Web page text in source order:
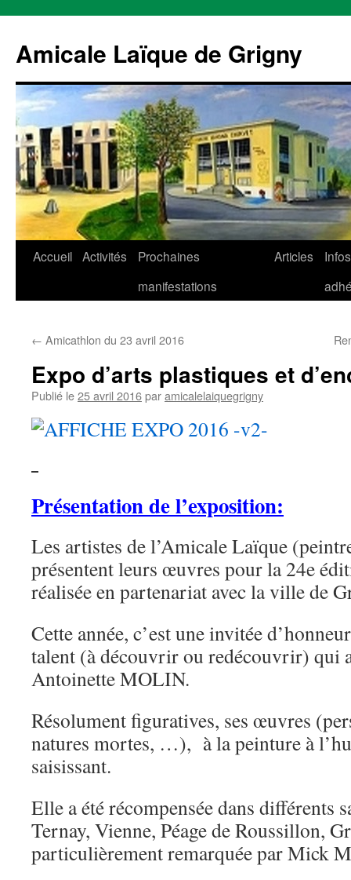
contenu
Amicale Laïque de Grigny
Accueil Activités
Prochaines
manifestations
Articles
Infos
← Amicathlon du 23 avril 2016
Expo d’arts plastiques et
Publié le25 avril 2016paramicalelaiquegrigny
Présentation de l’exposition:
Les artistes de l’Amicale Laïque
présentent leurs œuvres pour la 24e
réalisée en partenariat avec la ville de
Cette année, c’est une invitée
talent (à découvrir ou redécouvrir) qui
Antoinette MOLIN.
Résolument figuratives, ses œuvres
natures mortes, …), à la peinture à
saisissant.
Elle a été récompensée dans différents
Ternay, Vienne, Péage de Roussillon,
particulièrement remarquée par Mick